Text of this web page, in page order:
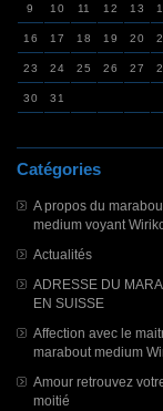
9 10 11 12 13
16 17 18 19 20
23 24 25 26 27
30 31
Catégories
A propos du
medium voyant
Actualités
ADRESSE DU
EN SUISSE
Affection avec le
marabout medium
Amour retrouvez
moitié